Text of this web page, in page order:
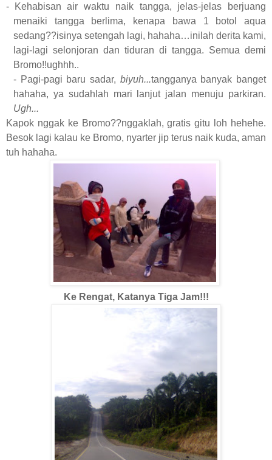
-
Kehabisan air waktu naik tangga, jelas-jelas berjuang
menaiki tangga berlima, kenapa bawa 1 botol aqua
sedang??isinya setengah lagi, hahaha…inilah derita kami,
lagi-lagi selonjoran dan tiduran di tangga. Semua demi
Bromo!!ughhh..
- Pagi-pagi baru sadar, biyuh...tangganya banyak banget
hahaha, ya sudahlah mari lanjut jalan menuju parkiran.
Ugh...
Kapok nggak ke Bromo??nggaklah, gratis gitu loh hehehe.
Besok lagi kalau ke Bromo, nyarter jip terus naik kuda, aman
tuh hahaha.
Ke Rengat, Katanya Tiga Jam!!!